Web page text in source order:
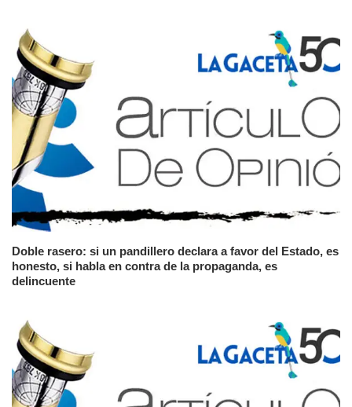
Doble rasero: si un pandillero declara a favor del Estado, es
honesto, si habla en contra de la propaganda, es
delincuente